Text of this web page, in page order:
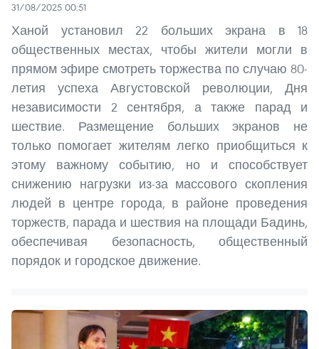
31/08/2025 00:51
Ханой установил 22 больших экрана в 18
общественных местах, чтобы жители могли в
прямом эфире смотреть торжества по случаю 80-
летия успеха Августовской революции, Дня
независимости 2 сентября, а также парад и
шествие. Размещение больших экранов не
только помогает жителям легко приобщиться к
этому важному событию, но и способствует
снижению нагрузки из-за массового скопления
людей в центре города, в районе проведения
торжеств, парада и шествия на площади Бадинь,
обеспечивая безопасность, общественный
порядок и городское движение.